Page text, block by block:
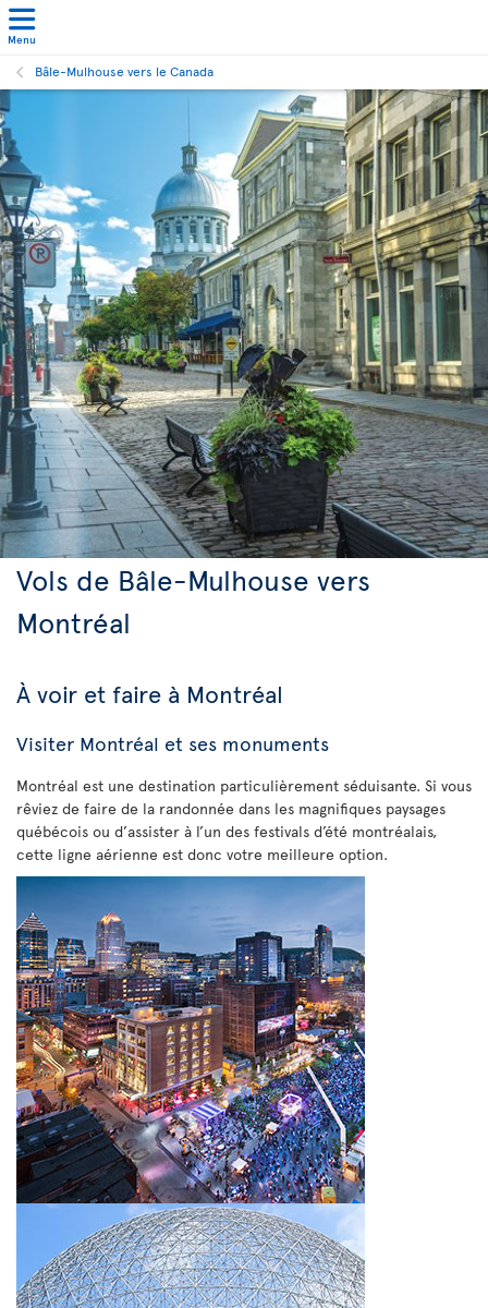
Menu
Bâle-Mulhouse vers le Canada
Vols de Bâle-Mulhouse vers
Montréal
À voir et faire à Montréal
Visiter Montréal et ses monuments
Montréal est une destination particulièrement séduisante. Si vous
rêviez de faire de la randonnée dans les magnifiques paysages
québécois ou d’assister à l’un des festivals d’été montréalais,
cette ligne aérienne est donc votre meilleure option.